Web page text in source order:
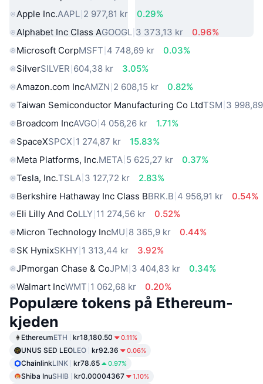
Apple Inc.AAPL 2 977,81 kr
0.29%
Alphabet Inc Class AGOOGL 3 373,13 kr
0.96%
Microsoft CorpMSFT 4 748,69 kr
0.03%
SilverSILVER 604,38 kr
3.05%
Amazon.com IncAMZN 2 608,15 kr
0.82%
Taiwan Semiconductor Manufacturing Co LtdTSM 3
Broadcom IncAVGO 4 056,26 kr
1.71%
SpaceXSPCX 1 274,87 kr
15.83%
Meta Platforms, Inc.META 5 625,27 kr
0.37%
Tesla, Inc.TSLA 3 127,72 kr
2.83%
Berkshire Hathaway Inc Class BBRK.B 4 956,91 kr
0.54%
Eli Lilly And CoLLY 11 274,56 kr
0.52%
Micron Technology IncMU 8 365,9 kr
0.44%
SK HynixSKHY 1 313,44 kr
3.92%
JPmorgan Chase & CoJPM 3 404,83 kr
0.34%
Walmart IncWMT 1 062,68 kr 0.20%
Populære tokens på Ethereum-
kjeden
EthereumETH kr18,180.50 0.11%
UNUS SED LEOLEO kr92.36 0.06%
ChainlinkLINK kr78.65 0.97%
Shiba InuSHIB kr0.00004367 1.10%